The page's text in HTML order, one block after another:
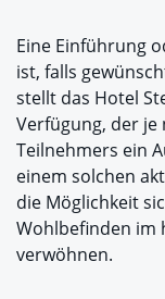
Eine Einführung
ist, falls
stellt das Hotel
Verfügung, der je
Teilnehmers ein
einem solchen
die Möglichkeit
Wohlbefinden im
verwöhnen.